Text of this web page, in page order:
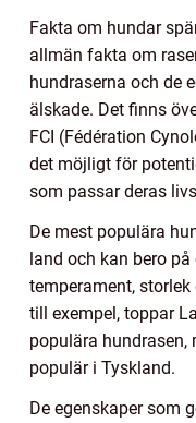
Fakta om hundar
allmän fakta om
hundraserna och de
älskade. Det finns
FCI (Fédération
det möjligt för
som passar deras
De mest populära
land och kan bero
temperament,
till exempel, toppar
populära hundrasen,
populär i Tyskland.
De egenskaper som